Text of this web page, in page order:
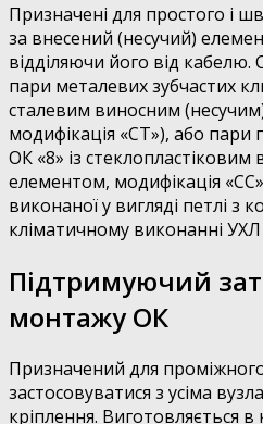
Призначені для простого і
за внесений (несучий)
відділяючи його від кабелю.
пари металевих зубчастих
сталевим виносним
модифікація «СТ»), або пари
ОК «8» із
елементом, модифікація
виконаної у вигляді петлі з
кліматичному виконанні
Підтримуючий
монтажу ОК
Призначений для
застосовуватися з усіма
кріплення. Виготовляється